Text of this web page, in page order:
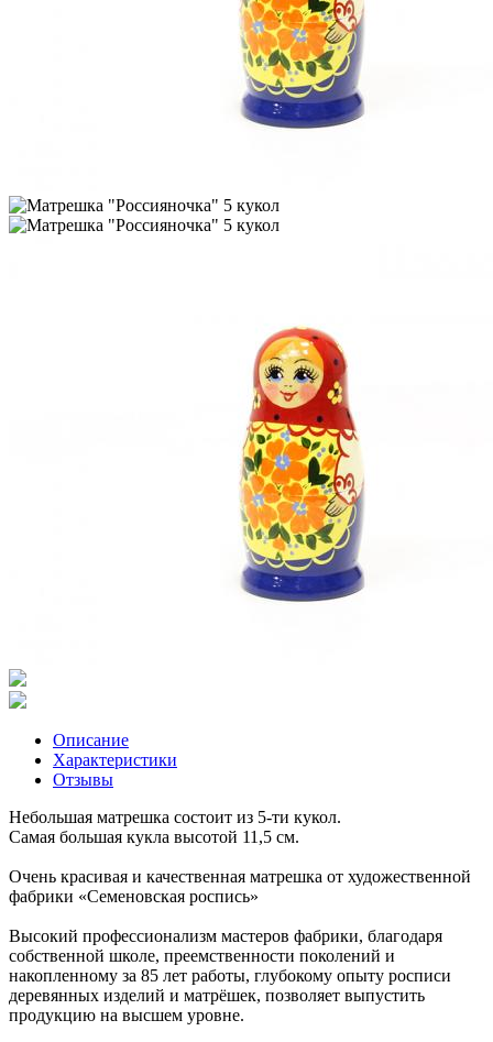
Описание
Характеристики
Отзывы
Небольшая матрешка состоит из 5-ти кукол.
Самая большая кукла высотой 11,5 см.
Очень красивая и качественная матрешка от художественной
фабрики «Семеновская роспись»
Высокий профессионализм мастеров фабрики, благодаря
собственной школе, преемственности поколений и
накопленному за 85 лет работы, глубокому опыту росписи
деревянных изделий и матрёшек, позволяет выпустить
продукцию на высшем уровне.